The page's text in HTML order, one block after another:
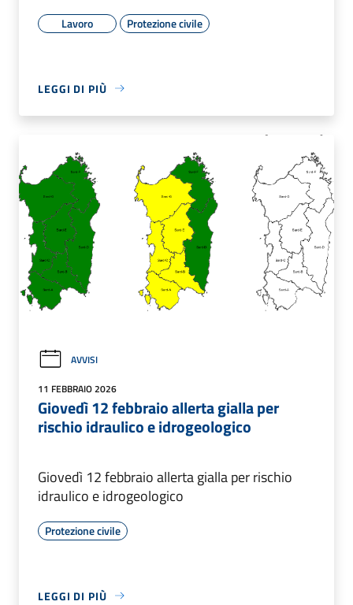
Lavoro Protezione civile
LEGGI DI PIÙ
AVVISI
11 FEBBRAIO 2026
Giovedì 12 febbraio allerta gialla per
rischio idraulico e idrogeologico
Giovedì 12 febbraio allerta gialla per rischio
idraulico e idrogeologico
Protezione civile
LEGGI DI PIÙ